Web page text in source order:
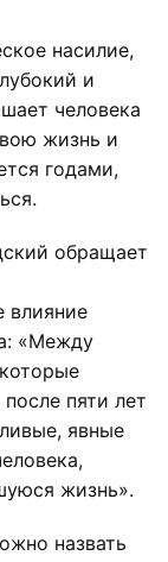
насилие,
и
человека
жизнь и
годами,
обращает
влияние
«Между
пяти лет
явные
жизнь».
назвать